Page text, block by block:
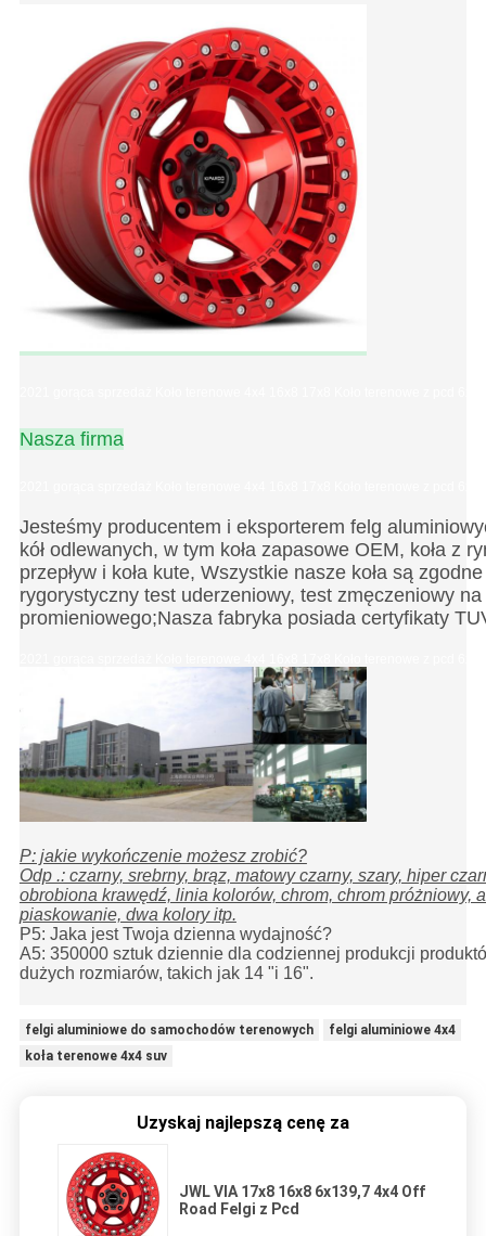
Nasza firma
Jesteśmy producentem i eksporterem felg
kół odlewanych, w tym koła zapasowe OEM, koła z
przepływ i koła kute, Wszystkie nasze koła są
rygorystyczny test uderzeniowy, test zmęczeniowy
promieniowego;Nasza fabryka posiada certyfikaty
P: jakie wykończenie możesz zrobić?
Odp .: czarny, srebrny, brąz, matowy czarny, szary, hiper
obrobiona krawędź, linia kolorów, chrom, chrom próżniowy,
piaskowanie, dwa kolory itp.
P5: Jaka jest Twoja dzienna wydajność?
A5: 350000 sztuk dziennie dla codziennej produkcji
dużych rozmiarów, takich jak 14 "i 16".
felgi aluminiowe do samochodów terenowych
felgi aluminiowe 4x4
koła terenowe 4x4 suv
Uzyskaj najlepszą cenę za
JWL VIA 17x8 16x8 6x139,7 4x4 Off
Road Felgi z Pcd